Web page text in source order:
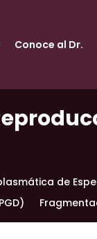
Conoce al Dr.
de